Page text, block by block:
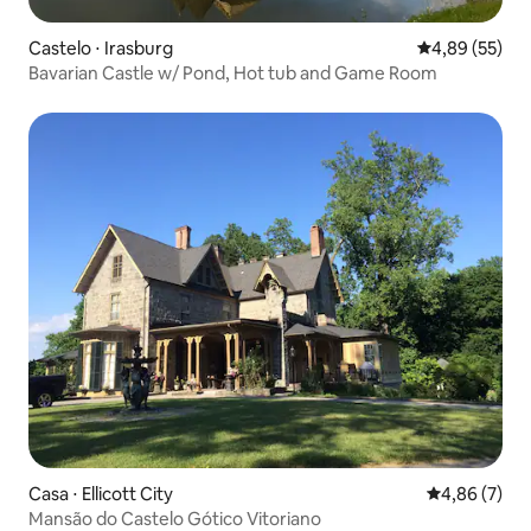
Castelo ⋅ Irasburg 4,89 de uma
4,89 (55)
Bavarian Castle w/ Pond, Hot tub and Game Room
Casa ⋅ Ellicott City 4,86 de uma
4,86 (7)
Mansão do Castelo Gótico Vitoriano